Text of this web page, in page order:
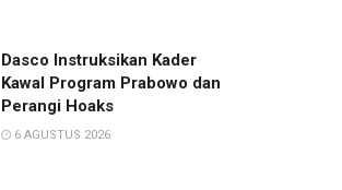
Dasco Instruksikan Kader
Kawal Program Prabowo dan
Perangi Hoaks
6 AGUSTUS 2026